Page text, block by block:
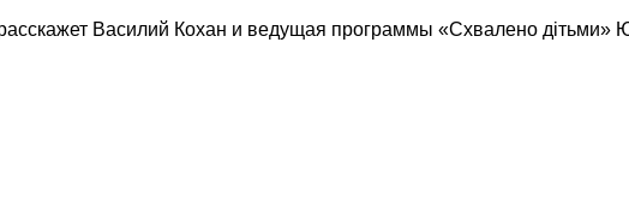
Василий Кохан и ведущая программы «Схвалено дітьми»